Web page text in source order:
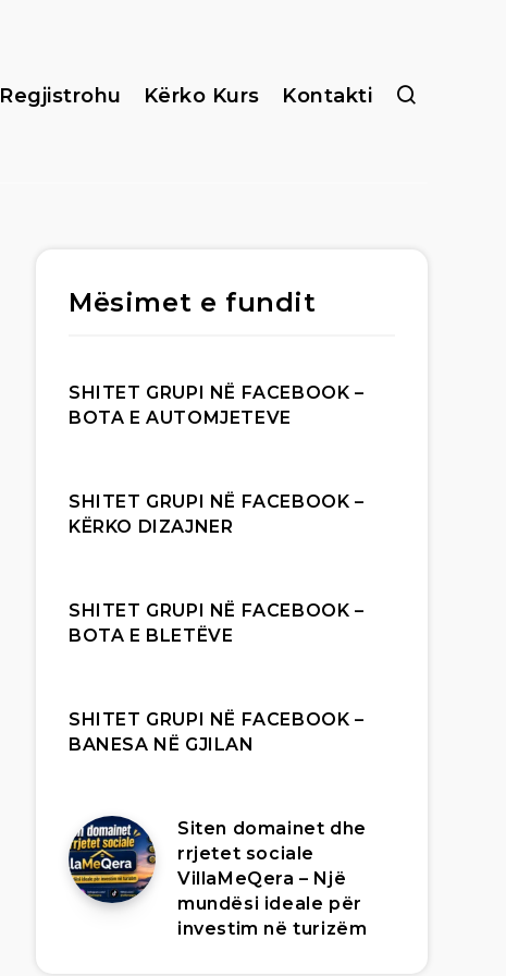
Regjistrohu Kërko Kurs Kontakti
Mësimet e fundit
SHITET GRUPI NË FACEBOOK –
BOTA E AUTOMJETEVE
SHITET GRUPI NË FACEBOOK –
KËRKO DIZAJNER
SHITET GRUPI NË FACEBOOK –
BOTA E BLETËVE
SHITET GRUPI NË FACEBOOK –
BANESA NË GJILAN
Siten domainet dhe
rrjetet sociale
VillaMeQera – Një
mundësi ideale për
investim në turizëm